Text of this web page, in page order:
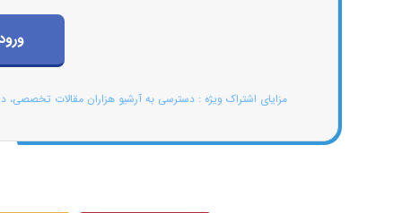
مزایای اشتراک ویژه : دسترسی به آرشیو هزاران مقالات